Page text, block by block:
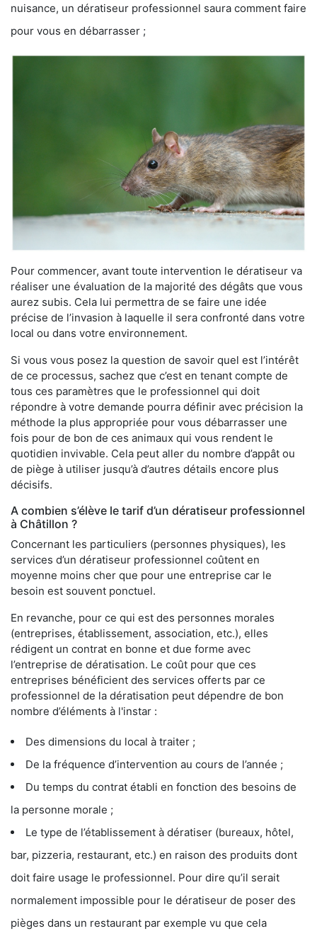
nuisance, un dératiseur professionnel saura comment faire
pour vous en débarrasser ;
Pour commencer, avant toute intervention le dératiseur va
réaliser une évaluation de la majorité des dégâts que vous
aurez subis. Cela lui permettra de se faire une idée
précise de l’invasion à laquelle il sera confronté dans votre
local ou dans votre environnement.
Si vous vous posez la question de savoir quel est l’intérêt
de ce processus, sachez que c’est en tenant compte de
tous ces paramètres que le professionnel qui doit
répondre à votre demande pourra définir avec précision la
méthode la plus appropriée pour vous débarrasser une
fois pour de bon de ces animaux qui vous rendent le
quotidien invivable. Cela peut aller du nombre d’appât ou
de piège à utiliser jusqu’à d’autres détails encore plus
décisifs.
A combien s’élève le tarif d’un dératiseur professionnel
à Châtillon ?
Concernant les particuliers (personnes physiques), les
services d’un dératiseur professionnel coûtent en
moyenne moins cher que pour une entreprise car le
besoin est souvent ponctuel.
En revanche, pour ce qui est des personnes morales
(entreprises, établissement, association, etc.), elles
rédigent un contrat en bonne et due forme avec
l’entreprise de dératisation. Le coût pour que ces
entreprises bénéficient des services offerts par ce
professionnel de la dératisation peut dépendre de bon
nombre d’éléments à l'instar :
Des dimensions du local à traiter ;
De la fréquence d’intervention au cours de l’année ;
Du temps du contrat établi en fonction des besoins de
la personne morale ;
Le type de l’établissement à dératiser (bureaux, hôtel,
bar, pizzeria, restaurant, etc.) en raison des produits dont
doit faire usage le professionnel. Pour dire qu’il serait
normalement impossible pour le dératiseur de poser des
pièges dans un restaurant par exemple vu que cela